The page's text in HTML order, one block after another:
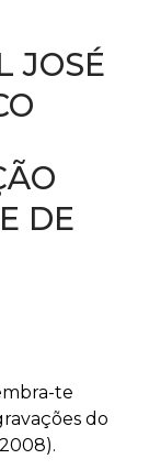
JOSÉ
DE
te
do